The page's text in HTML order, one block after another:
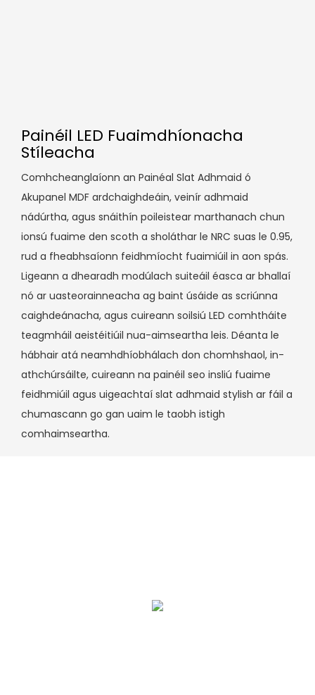
Painéil LED Fuaimdhíonacha
Stíleacha
Comhcheanglaíonn an Painéal Slat Adhmaid ó
Akupanel MDF ardchaighdeáin, veinír adhmaid
nádúrtha, agus snáithín poileistear marthanach chun
ionsú fuaime den scoth a sholáthar le NRC suas le 0.95,
rud a fheabhsaíonn feidhmíocht fuaimiúil in aon spás.
Ligeann a dhearadh modúlach suiteáil éasca ar bhallaí
nó ar uasteorainneacha ag baint úsáide as scriúnna
caighdeánacha, agus cuireann soilsiú LED comhtháite
teagmháil aeistéitiúil nua-aimseartha leis. Déanta le
hábhair atá neamhdhíobhálach don chomhshaol, in-
athchúrsáilte, cuireann na painéil seo insliú fuaime
feidhmiúil agus uigeachtaí slat adhmaid stylish ar fáil a
chumascann go gan uaim le taobh istigh
comhaimseartha.